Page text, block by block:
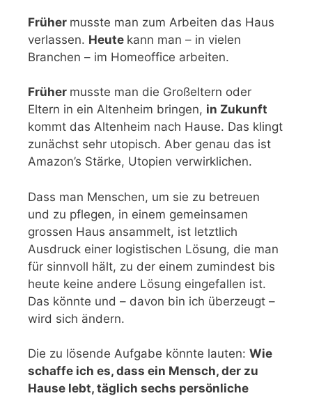
Früher musste man zum Arbeiten das Haus
verlassen. Heute kann man – in vielen
Branchen – im Homeoffice arbeiten.
Früher musste man die Großeltern oder
Eltern in ein Altenheim bringen, in Zukunft
kommt das Altenheim nach Hause. Das klingt
zunächst sehr utopisch. Aber genau das ist
Amazon’s Stärke, Utopien verwirklichen.
Dass man Menschen, um sie zu betreuen
und zu pflegen, in einem gemeinsamen
grossen Haus ansammelt, ist letztlich
Ausdruck einer logistischen Lösung, die man
für sinnvoll hält, zu der einem zumindest bis
heute keine andere Lösung eingefallen ist.
Das könnte und – davon bin ich überzeugt –
wird sich ändern.
Die zu lösende Aufgabe könnte lauten: Wie
schaffe ich es, dass ein Mensch, der zu
Hause lebt, täglich sechs persönliche